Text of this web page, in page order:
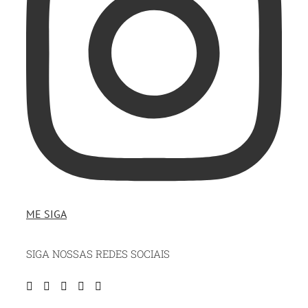
ME SIGA
SIGA NOSSAS REDES SOCIAIS